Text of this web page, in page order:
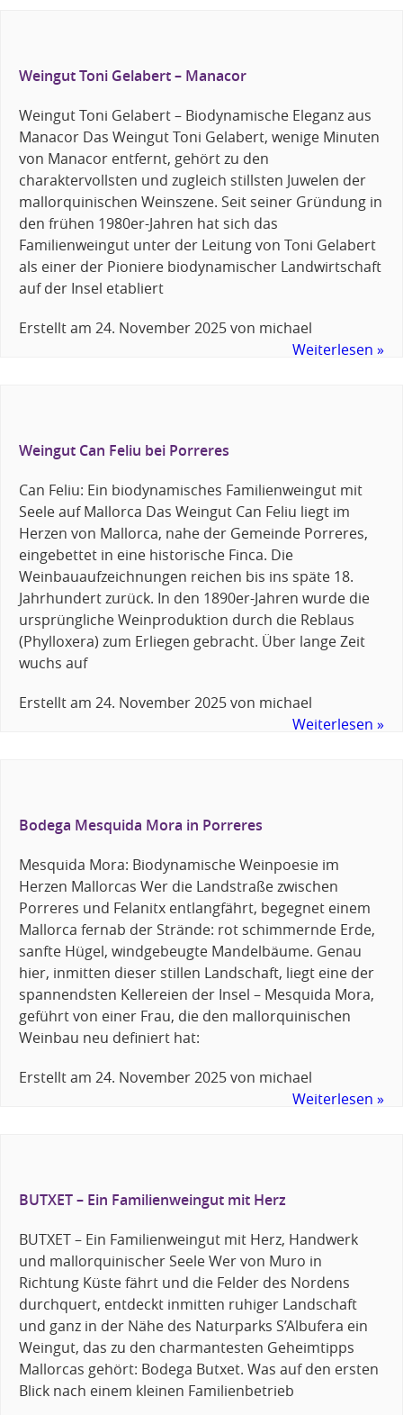
Weingut Toni Gelabert – Manacor
Weingut Toni Gelabert – Biodynamische Eleganz aus
Manacor Das Weingut Toni Gelabert, wenige Minuten
von Manacor entfernt, gehört zu den
charaktervollsten und zugleich stillsten Juwelen der
mallorquinischen Weinszene. Seit seiner Gründung in
den frühen 1980er-Jahren hat sich das
Familienweingut unter der Leitung von Toni Gelabert
als einer der Pioniere biodynamischer Landwirtschaft
auf der Insel etabliert
Erstellt am 24. November 2025von michael
Weiterlesen »
Weingut Can Feliu bei Porreres
Can Feliu: Ein biodynamisches Familienweingut mit
Seele auf Mallorca Das Weingut Can Feliu liegt im
Herzen von Mallorca, nahe der Gemeinde Porreres,
eingebettet in eine historische Finca. Die
Weinbauaufzeichnungen reichen bis ins späte 18.
Jahrhundert zurück. In den 1890er-Jahren wurde die
ursprüngliche Weinproduktion durch die Reblaus
(Phylloxera) zum Erliegen gebracht. Über lange Zeit
wuchs auf
Erstellt am 24. November 2025von michael
Weiterlesen »
Bodega Mesquida Mora in Porreres
Mesquida Mora: Biodynamische Weinpoesie im
Herzen Mallorcas Wer die Landstraße zwischen
Porreres und Felanitx entlangfährt, begegnet einem
Mallorca fernab der Strände: rot schimmernde Erde,
sanfte Hügel, windgebeugte Mandelbäume. Genau
hier, inmitten dieser stillen Landschaft, liegt eine der
spannendsten Kellereien der Insel – Mesquida Mora,
geführt von einer Frau, die den mallorquinischen
Weinbau neu definiert hat:
Erstellt am 24. November 2025von michael
Weiterlesen »
BUTXET – Ein Familienweingut mit Herz
BUTXET – Ein Familienweingut mit Herz, Handwerk
und mallorquinischer Seele Wer von Muro in
Richtung Küste fährt und die Felder des Nordens
durchquert, entdeckt inmitten ruhiger Landschaft
und ganz in der Nähe des Naturparks S’Albufera ein
Weingut, das zu den charmantesten Geheimtipps
Mallorcas gehört: Bodega Butxet. Was auf den ersten
Blick nach einem kleinen Familienbetrieb